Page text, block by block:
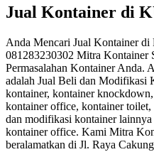
Jual Kontainer di
Anda Mencari Jual Kontainer
081283230302 Mitra Kontainer
Permasalahan Kontainer Anda.
adalah Jual Beli dan Modifikasi
kontainer, kontainer
kontainer office, kontainer toilet,
dan modifikasi kontainer
kontainer office. Kami Mitra
beralamatkan di Jl. Raya